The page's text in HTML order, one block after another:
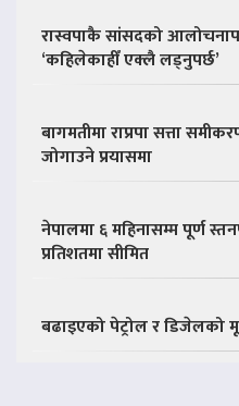
रास्वपाकै सांसदको
‘कहिलेकाहीँ एक्लै लड्नुपर्छ’
बागमतीमा राप्रपा सत्ता
जोगाउने प्रयासमा
नेपालमा ६ महिनासम्म पूर्ण
प्रतिशतमा सीमित
बढाइएको पेट्रोल र